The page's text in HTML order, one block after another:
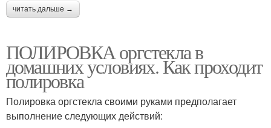
читать дальше →
ПОЛИРОВКА оргстекла в
домашних условиях. Как проходит
полировка
Полировка оргстекла своими руками предполагает
выполнение следующих действий: